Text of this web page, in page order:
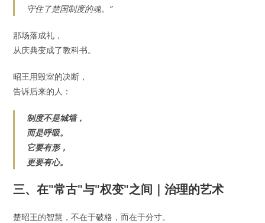
守住了楚国制度的魂。”
那场落成礼，
从庆典变成了教科书。
昭王用毁室的决断，
告诉后来的人：
制度不是城墙，
而是呼吸。
它要有形，
更要有心。
三、在"常古"与"权变"之间｜治理的艺术
楚昭王的智慧，不在于破格，而在于分寸。